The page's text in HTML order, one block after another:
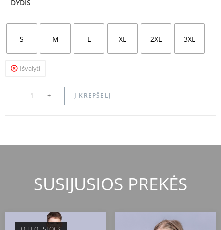
DYDIS
S M L XL 2XL 3XL
Išvalyti
- + Į KREPŠELĮ
SUSIJUSIOS PREKĖS